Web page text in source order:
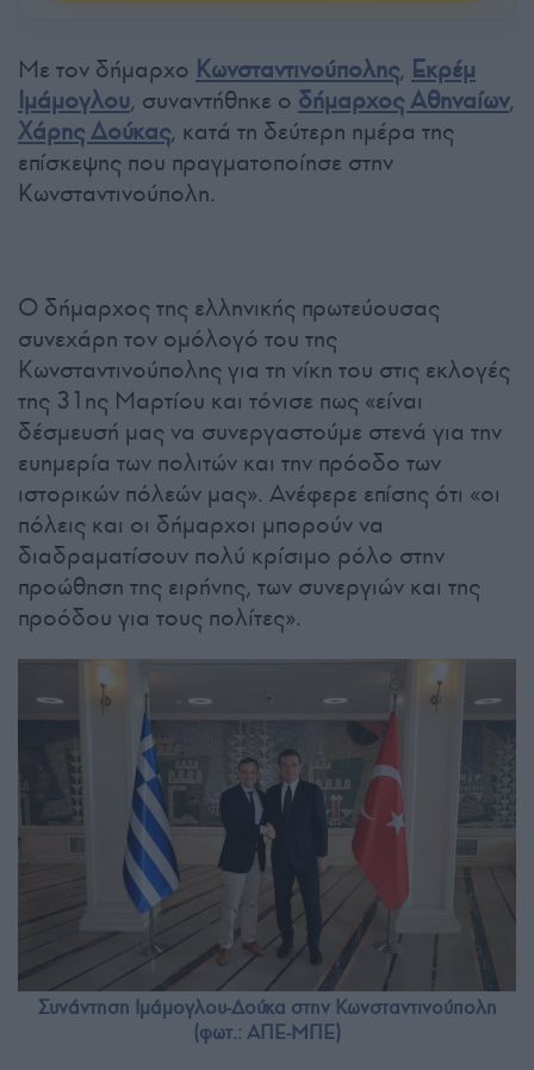
Με τον δήμαρχο Κωνσταντινούπολης, Εκρέμ
Ιμάμογλου, συναντήθηκε ο δήμαρχος Αθηναίων,
Χάρης Δούκας, κατά τη δεύτερη ημέρα της
επίσκεψης που πραγματοποίησε στην
Κωνσταντινούπολη.
Ο δήμαρχος της ελληνικής πρωτεύουσας
συνεχάρη τον ομόλογό του της
Κωνσταντινούπολης για τη νίκη του στις εκλογές
της 31ης Μαρτίου και τόνισε πως «είναι
δέσμευσή μας να συνεργαστούμε στενά για την
ευημερία των πολιτών και την πρόοδο των
ιστορικών πόλεών μας». Ανέφερε επίσης ότι «οι
πόλεις και οι δήμαρχοι μπορούν να
διαδραματίσουν πολύ κρίσιμο ρόλο στην
προώθηση της ειρήνης, των συνεργιών και της
προόδου για τους πολίτες».
Συνάντηση Ιμάμογλου-Δούκα στην Κωνσταντινούπολη
(φωτ.: ΑΠΕ-ΜΠΕ)